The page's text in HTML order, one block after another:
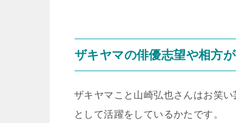
ザキヤマの俳優志望や相方
ザキヤマこと山崎弘也さんはお笑い
として活躍をしているかたです。